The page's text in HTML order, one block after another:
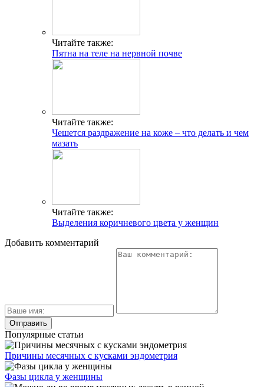
Читайте также:
Пятна на теле на нервной почве
Читайте также:
Чешется раздражение на коже – что делать и чем
мазать
Читайте также:
Выделения коричневого цвета у женщин
Добавить комментарий
Популярные статьи
Причины месячных с кусками эндометрия
Фазы цикла у женщины